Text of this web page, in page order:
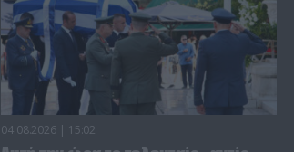
04.08.2026 | 15:02